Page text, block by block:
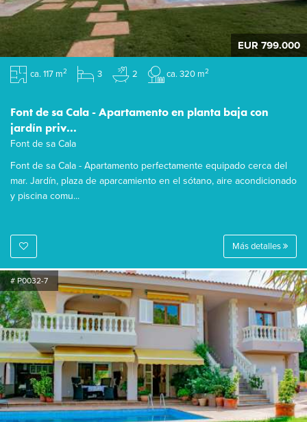
EUR 799.000
ca. 117 m2 3 2 ca. 320 m2
Font de sa Cala - Apartamento en planta baja con
jardín priv...
Font de sa Cala
Font de sa Cala - Apartamento perfectamente equipado cerca del
mar. Jardín, plaza de aparcamiento en el sótano, aire acondicionado
y piscina comu...
Más detalles
# P0032-7